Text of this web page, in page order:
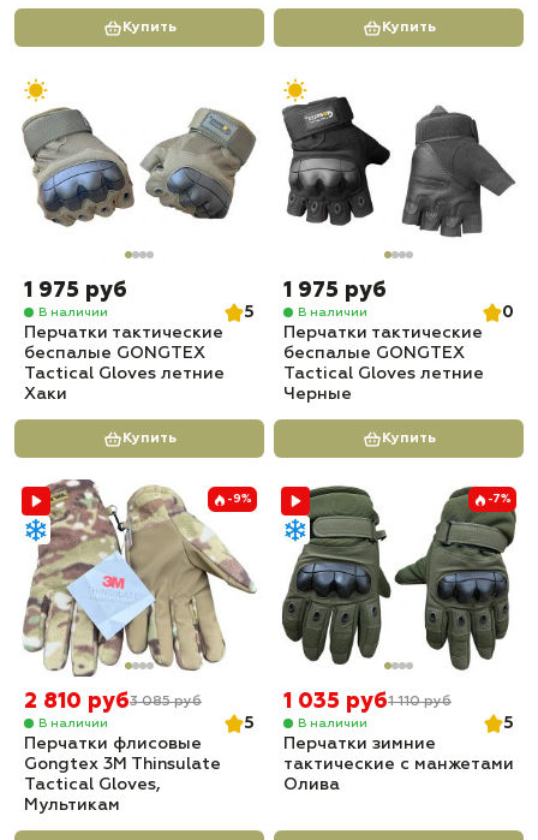
Купить Купить
1 975 руб
В наличии
5
Перчатки тактические
беспалые GONGTEX
Tactical Gloves летние
Хаки
Купить
1 975 руб
В наличии
0
Перчатки тактические
беспалые GONGTEX
Tactical Gloves летние
Черные
Купить
-9%
2 810 руб3 085 руб
В наличии
5
Перчатки флисовые
Gongtex 3M Thinsulate
Tactical Gloves,
Мультикам
-7%
1 035 руб1 110 руб
В наличии
5
Перчатки зимние
тактические с манжетами
Олива